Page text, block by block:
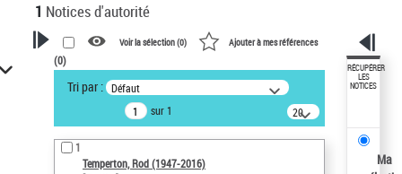
1 Notices d'autorité
VOTRE RECHERCHE
Recherche avancée dans les
notices d’autorité
Œuvres liées à l'auteur :
Temperton, Rod (1947-2016)
Voir la sélection (0) Ajouter à mes références
(0)
Tri par : Défaut
sur 1
20
résultats/page
1
Temperton, Rod (1947-2016)
RÉCUPÉRER
LES
NOTICES
Ma